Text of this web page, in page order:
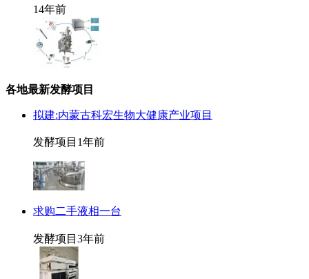
14年前
各地最新发酵项目
拟建:内蒙古科宏生物大健康产业项目
发酵项目 1年前
求购二手液相一台
发酵项目 3年前